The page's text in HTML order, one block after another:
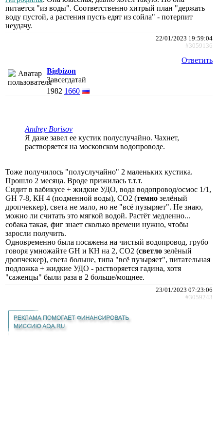
питается "из воды". Соответственно хитрый план "держать
воду пустой, а растения пусть едят из сойла" - потерпит
неудачу.
22/01/2023 19:59:04
#3059136
Ответить
Bigbizon
Завсегдатай
1982 1660
Andrey Borisov
Я даже завел ее кустик полуслучайно. Чахнет,
растворяется на московском водопроводе.
Тоже получилось "полуслучайно" 2 маленьких кустика.
Прошло 2 месяца. Вроде прижилась т.т.т.
Сидит в вабикусе + жидкие УДО, вода водопровод/осмос 1/1,
GH 7-8, КН 4 (подменной воды), CO2 (темно зелёный
дропчеккер), света не мало, но не "всё пузыряет". Не знаю,
можно ли считать это мягкой водой. Растёт медленно...
собака такая, фиг знает сколько времени нужно, чтобы
заросли получить.
Одновременно была посажена на чистый водопровод, грубо
говоря умножайте GH и КН на 2, CO2 (светло зелёный
дропчеккер), света больше, типа "всё пузыряет", питательная
подложка + жидкие УДО - растворяется гадина, хотя
"саженцы" были раза в 2 больше/мощнее.
23/01/2023 07:23:06
#3059243